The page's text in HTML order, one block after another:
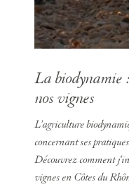
La biodynamie :
nos vignes
L'agriculture
concernant ses
Découvrez comment
vignes en Côtes du